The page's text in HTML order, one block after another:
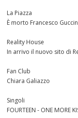
La Piazza
È morto Francesco
Reality House
In arrivo il nuovo sito di
Fan Club
Chiara Galiazzo
Singoli
FOURTEEN - ONE MORE